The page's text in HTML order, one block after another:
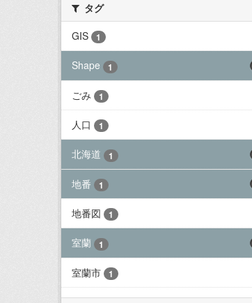
タグ
GIS
1
Shape 1
ごみ 1
人口 1
北海道 1
地番 1
地番図 1
室蘭 1
室蘭市 1